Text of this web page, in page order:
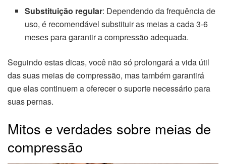
Substituição regular: Dependendo da frequência de
uso, é recomendável substituir as meias a cada 3-6
meses para garantir a compressão adequada.
Seguindo estas dicas, você não só prolongará a vida útil
das suas meias de compressão, mas também garantirá
que elas continuem a oferecer o suporte necessário para
suas pernas.
Mitos e verdades sobre meias de
compressão